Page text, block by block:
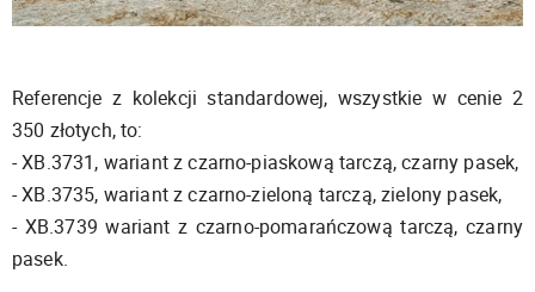
Referencje z kolekcji standardowej, wszystkie w cenie 2
350 złotych, to:
- XB.3731, wariant z czarno-piaskową tarczą, czarny pasek,
- XB.3735, wariant z czarno-zieloną tarczą, zielony pasek,
- XB.3739 wariant z czarno-pomarańczową tarczą, czarny
pasek.